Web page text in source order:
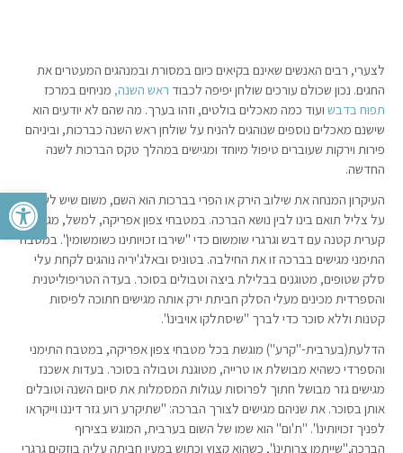
פתח
לצערי, רבים האנשים שאינם בקיאים כיום במסורת ובמנהגים המעטרים את
החגים. נכון שכולם עורכים שולחן יפיפה לכבוד ראש השנה, מניחים במרכז
תפוח בדבש ועוד כמה מאכלים בולטים, וזהו בערך. מה שהם לא יודעים הוא
שישנם מאכלים נוספים שנוהגים להניח על שולחן ראש השנה כברכות, וביניהם
פירות וירקות שעוברים טיפול מיוחד ומגישים במהלך טקס הברכות לשנה
החדשה.
העיקרון המנחה את שילוב הירק או הפרי בברכות הוא השם, משום שיש לשמור
על צליל תואם בינו לבין נושא הברכה. במטבחי צפון אפריקה, למשל, מגישים
קערית קטנה עם דבש וגרגרי שומשום כדי "שירבו זכויותינו כשומשומין". במטבח
התימני מגישים בברכה זו את החילבה. בטוניס ובאלג'יריה נוהגים לקחת עלי
סלק שטופים, מטוגנים בבלילת ביצה וטבולים בסוכר. בעדה הטריפוליטנית
והספרדית מכינים מעלי הסלק חביתת ירק אותה מגישים חתוכה לפיסות
קטנות וללא סוכר כדי לברך "שיסתלקו אויבינו".
הדלעת(בערבית-"קרע") מוגשת בכל מטבחי צפון אפריקה, במטבח התימני
והספרדי כשהיא מבושלת או טרייה, מטוגנת וטבולה בסוכר. בעדות אשכנז
מגישים גזר מבושל חתוך לפרוסות עגולות המסמלות את סיום השנה וטובלים
אותן בסוכר. את שניהם מגישים לצורך הברכה: "שתיקרע רוע גזר דיננו וייקראו
לפניך זכויותינו". "ת'ום" הוא שמו של השום בערבית, המוגש בצירוף
הברכה,"שייתמו צרותינו", כשהוא קצוץ וכתוש במעין חביתה עליה בוזקים גרגרי